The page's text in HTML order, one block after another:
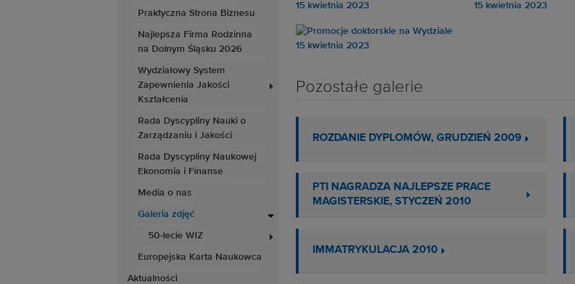
Praktyczna Strona Biznesu
Najlepsza Firma Rodzinna
na Dolnym Śląsku 2026
Wydziałowy System
Zapewnienia Jakości
Kształcenia
Rada Dyscypliny Nauki o
Zarządzaniu i Jakości
Rada Dyscypliny Naukowej
Ekonomia i Finanse
Media o nas
Galeria zdjęć
50-lecie WIZ
Europejska Karta Naukowca
Aktualności
Pozostałe galerie
ROZDANIE DYPLOMÓW, GRUDZIEŃ 2009
PTI NAGRADZA NAJLEPSZE PRACE
MAGISTERSKIE, STYCZEŃ 2010
IMMATRYKULACJA 2010